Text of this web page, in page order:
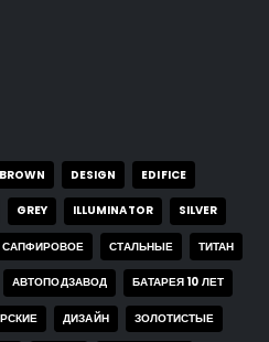
BROWN DESIGN EDIFICE
GREY ILLUMINATOR SILVER
САПФИРОВОЕ СТАЛЬНЫЕ ТИТАН
АВТОПОДЗАВОД БАТАРЕЯ 10 ЛЕТ
ДИЗАЙН ЗОЛОТИСТЫЕ